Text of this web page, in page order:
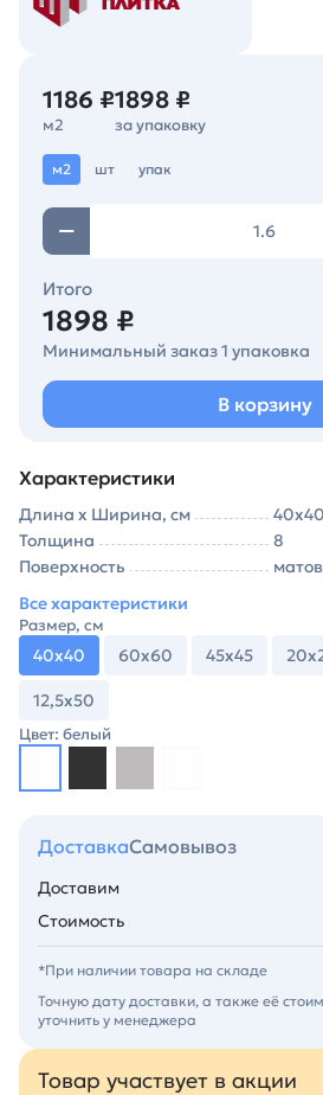
1186 ₽
м2
1898 ₽
за упаковку
м2 шт упак
Итого
1898 ₽
Минимальный заказ 1 упаковка
В корзину
Характеристики
Длина х Ширина, см
40х40
Толщина
8
Поверхность
Все характеристики
Размер, см
40х40 60х60 45х45
12,5х50
Цвет: белый
ДоставкаСамовывоз
Доставим
Стоимость
*При наличии товара на складе
Точную дату доставки, а также её
уточнить у менеджера
Товар участвует в акции